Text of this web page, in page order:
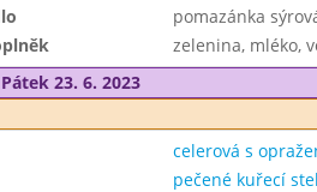
pomazánka
zelenina, mléko,
Pátek 23. 6. 2023
celerová s
pečené kuřecí